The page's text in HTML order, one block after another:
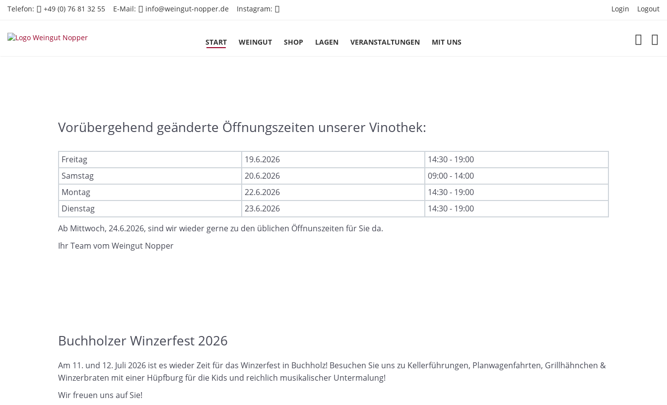
Telefon: +49 (0) 76 81 32 55 E-Mail: info@weingut-nopper.de Instagram: Login Logout
START WEINGUT SHOP LAGEN VERANSTALTUNGEN MIT UNS
Vorübergehend geänderte Öffnungszeiten unserer Vinothek:
Freitag 19.6.2026
14:30 - 19:00
Samstag
20.6.2026
09:00 - 14:00
Montag
22.6.2026
14:30 - 19:00
Dienstag
23.6.2026
14:30 - 19:00
Ab Mittwoch, 24.6.2026, sind wir wieder gerne zu den üblichen Öffnunszeiten für Sie da.
Ihr Team vom Weingut Nopper
Buchholzer Winzerfest 2026
Am 11. und 12. Juli 2026 ist es wieder Zeit für das Winzerfest in Buchholz! Besuchen Sie uns zu Kellerführungen, Planwagenfahrten, Grillhähnchen &
Winzerbraten mit einer Hüpfburg für die Kids und reichlich musikalischer Untermalung!
Wir freuen uns auf Sie!